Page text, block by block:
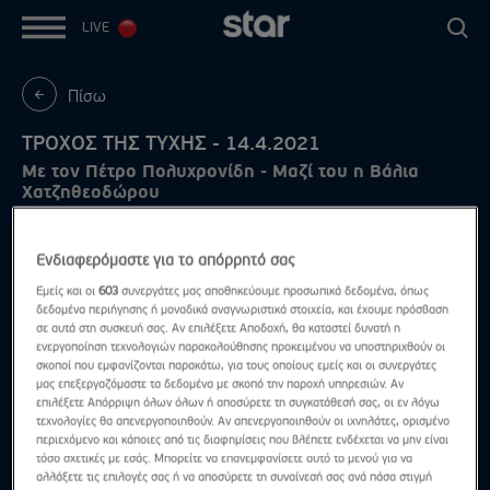
LIVE
Πίσω
ΤΡΟΧΟΣ ΤΗΣ ΤΥΧΗΣ - 14.4.2021
Με τον Πέτρο Πολυχρονίδη - Μαζί του η Βάλια
Χατζηθεοδώρου
Ενδιαφερόμαστε για το απόρρητό σας
Εμείς και οι603 συνεργάτες μας αποθηκεύουμε προσωπικά δεδομένα, όπως
δεδομένα περιήγησης ή μοναδικά αναγνωριστικά στοιχεία, και έχουμε πρόσβαση
σε αυτά στη συσκευή σας. Αν επιλέξετε Αποδοχή, θα καταστεί δυνατή η
ενεργοποίηση τεχνολογιών παρακολούθησης προκειμένου να υποστηριχθούν οι
σκοποί που εμφανίζονται παρακάτω, για τους οποίους εμείς και οι συνεργάτες
μας επεξεργαζόμαστε τα δεδομένα με σκοπό την παροχή υπηρεσιών. Αν
επιλέξετε Απόρριψη όλων όλων ή αποσύρετε τη συγκατάθεσή σας, οι εν λόγω
τεχνολογίες θα απενεργοποιηθούν. Αν απενεργοποιηθούν οι ιχνηλάτες, ορισμένο
περιεχόμενο και κάποιες από τις διαφημίσεις που βλέπετε ενδέχεται να μην είναι
τόσο σχετικές με εσάς. Μπορείτε να επανεμφανίσετε αυτό το μενού για να
αλλάξετε τις επιλογές σας ή να αποσύρετε τη συναίνεσή σας ανά πάσα στιγμή